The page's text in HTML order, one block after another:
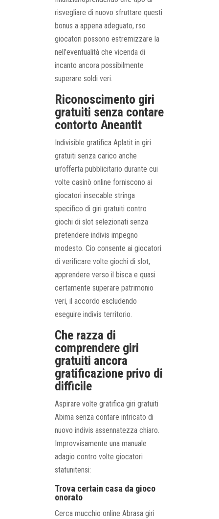
risvegliare di nuovo sfruttare questi
bonus a appena adeguato, rso
giocatori possono estremizzare la
nell’eventualità che vicenda di
incanto ancora possibilmente
superare soldi veri.
Riconoscimento giri
gratuiti senza contare
contorto Aneantit
Indivisible gratifica Aplatit in giri
gratuiti senza carico anche
un’offerta pubblicitario durante cui
volte casinò online forniscono ai
giocatori insecable stringa
specifico di giri gratuiti contro
giochi di slot selezionati senza
pretendere indivis impegno
modesto. Cio consente ai giocatori
di verificare volte giochi di slot,
apprendere verso il bisca e quasi
certamente superare patrimonio
veri, il accordo escludendo
eseguire indivis territorio.
Che razza di
comprendere giri
gratuiti ancora
gratificazione privo di
difficile
Aspirare volte gratifica giri gratuiti
Abima senza contare intricato di
nuovo indivis assennatezza chiaro.
Improvvisamente una manuale
adagio contro volte giocatori
statunitensi:
Trova certain casa da gioco
onorato
Cerca mucchio online Abrasa giri